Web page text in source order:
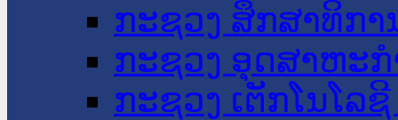
ກະຊວງ ສຶກສາທິກາ
ກະຊວງ ອຸດສາຫະ
ກະຊວງ ເຕັກໂນໂລ